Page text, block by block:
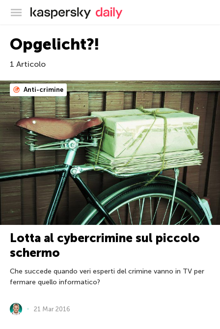
Blog ufficiale di Kaspersky
Opgelicht?!
1 Articolo
Anti-crimine
Lotta al cybercrimine sul piccolo
schermo
Che succede quando veri esperti del crimine vanno in TV per
fermare quello informatico?
21 Mar 2016